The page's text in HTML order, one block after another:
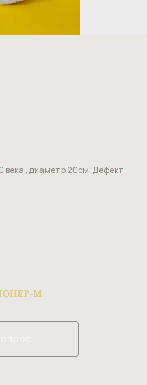
века , диаметр 20см. Дефект